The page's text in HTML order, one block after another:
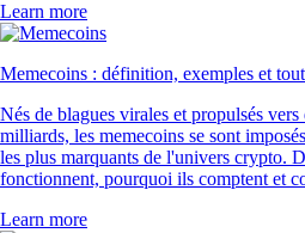
Learn more
Memecoins : définition, exemples et
Nés de blagues virales et propulsés
milliards, les memecoins se sont
les plus marquants de l'univers crypto.
fonctionnent, pourquoi ils comptent et
Learn more